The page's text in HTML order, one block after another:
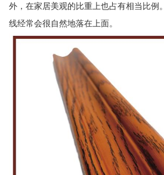
外，在家居美观的比重上也占有相当比例
线经常会很自然地落在上面。